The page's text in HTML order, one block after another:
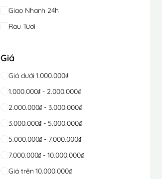
Giá
Giá dưới 1.000.000₫
1.000.000₫ - 2.000.000₫
2.000.000₫ - 3.000.000₫
3.000.000₫ - 5.000.000₫
5.000.000₫ - 7.000.000₫
7.000.000₫ - 10.000.000₫
Giá trên 10.000.000₫
Giao Nhanh 24h
Rau Tươi